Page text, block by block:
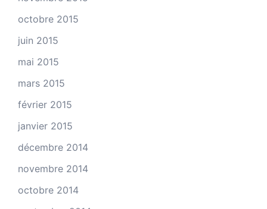
octobre 2015
juin 2015
mai 2015
mars 2015
février 2015
janvier 2015
décembre 2014
novembre 2014
octobre 2014